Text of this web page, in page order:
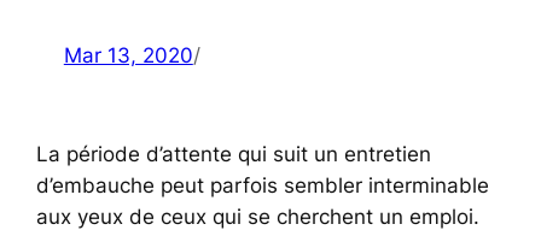
Mar 13, 2020/
La période d’attente qui suit un entretien
d’embauche peut parfois sembler interminable
aux yeux de ceux qui se cherchent un emploi.